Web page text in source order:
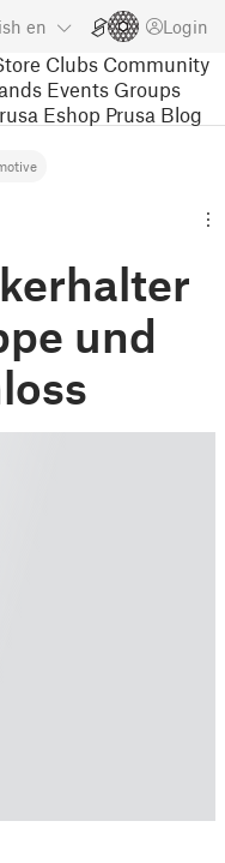
en Login
Clubs Community
Events Groups
Eshop Prusa Blog
und